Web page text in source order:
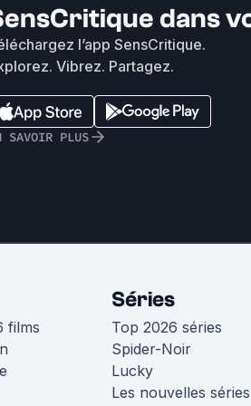
dans
l’app SensCritique.
Vibrez. Partagez.
SAVOIR PLUS
films
Séries
Top 2026 séries
Spider-Noir
Lucky
Les nouvelles